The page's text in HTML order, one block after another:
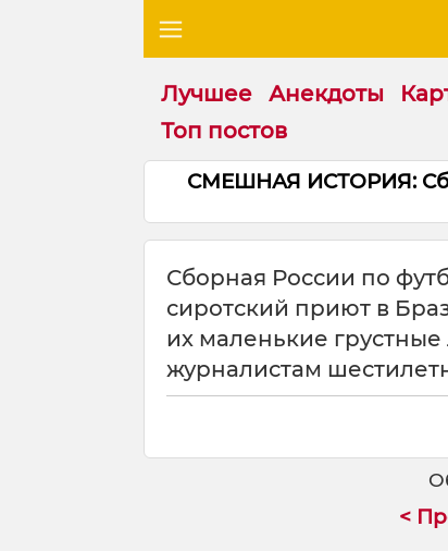
Лучшее Анекдоты
Топ постов
СМЕШНАЯ ИСТОРИЯ:
Сборная России по
сиротский приют в
их маленькие
журналистам
<